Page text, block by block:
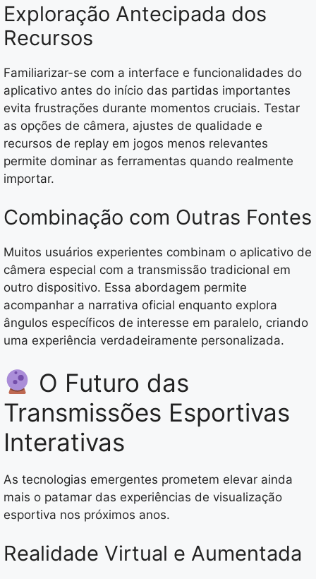
Exploração Antecipada dos
Recursos
Familiarizar-se com a interface e funcionalidades do
aplicativo antes do início das partidas importantes
evita frustrações durante momentos cruciais. Testar
as opções de câmera, ajustes de qualidade e
recursos de replay em jogos menos relevantes
permite dominar as ferramentas quando realmente
importar.
Combinação com Outras Fontes
Muitos usuários experientes combinam o aplicativo de
câmera especial com a transmissão tradicional em
outro dispositivo. Essa abordagem permite
acompanhar a narrativa oficial enquanto explora
ângulos específicos de interesse em paralelo, criando
uma experiência verdadeiramente personalizada.
O Futuro das
Transmissões Esportivas
Interativas
As tecnologias emergentes prometem elevar ainda
mais o patamar das experiências de visualização
esportiva nos próximos anos.
Realidade Virtual e Aumentada